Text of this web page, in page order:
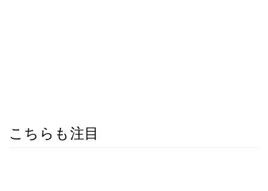
こちらも注目